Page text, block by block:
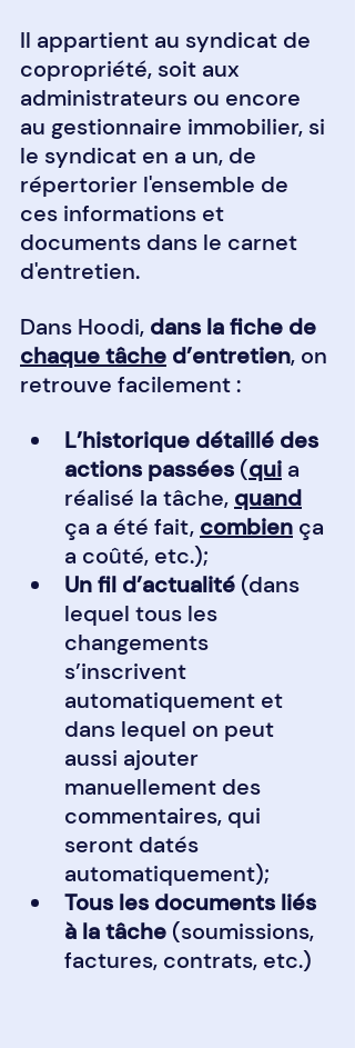
Il appartient au syndicat de
copropriété, soit aux
administrateurs ou encore
au gestionnaire immobilier, si
le syndicat en a un, de
répertorier l'ensemble de
ces informations et
documents dans le carnet
d'entretien.
Dans Hoodi, dans la fiche de
chaque tâche d’entretien, on
retrouve facilement :
L’historique détaillé des
actions passées (qui a
réalisé la tâche, quand
ça a été fait, combien ça
a coûté, etc.);
Un fil d’actualité (dans
lequel tous les
changements
s’inscrivent
automatiquement et
dans lequel on peut
aussi ajouter
manuellement des
commentaires, qui
seront datés
automatiquement);
Tous les documents liés
à la tâche (soumissions,
factures, contrats, etc.)